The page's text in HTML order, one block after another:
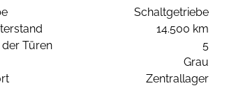
Schaltgetriebe
14.500 km
Türen
5
Grau
Zentrallager